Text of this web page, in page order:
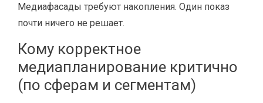
Медиафасады требуют накопления. Один показ
почти ничего не решает.
Кому корректное
медиапланирование критично
(по сферам и сегментам)